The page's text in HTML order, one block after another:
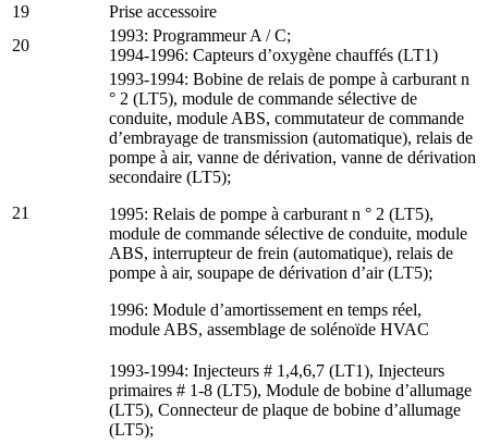
19
Prise accessoire
20
1993: Programmeur A / C;
1994-1996: Capteurs d’oxygène chauffés (LT1)
21
1993-1994: Bobine de relais de pompe à carburant n
° 2 (LT5), module de commande sélective de
conduite, module ABS, commutateur de commande
d’embrayage de transmission (automatique), relais de
pompe à air, vanne de dérivation, vanne de dérivation
secondaire (LT5);
1995: Relais de pompe à carburant n ° 2 (LT5),
module de commande sélective de conduite, module
ABS, interrupteur de frein (automatique), relais de
pompe à air, soupape de dérivation d’air (LT5);
1996: Module d’amortissement en temps réel,
module ABS, assemblage de solénoïde HVAC
1993-1994: Injecteurs # 1,4,6,7 (LT1), Injecteurs
primaires # 1-8 (LT5), Module de bobine d’allumage
(LT5), Connecteur de plaque de bobine d’allumage
(LT5);